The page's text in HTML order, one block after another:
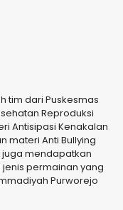
tim dari Puskesmas
Reproduksi
Antisipasi Kenakalan
materi Anti Bullying
juga mendapatkan
permainan yang
Purworejo